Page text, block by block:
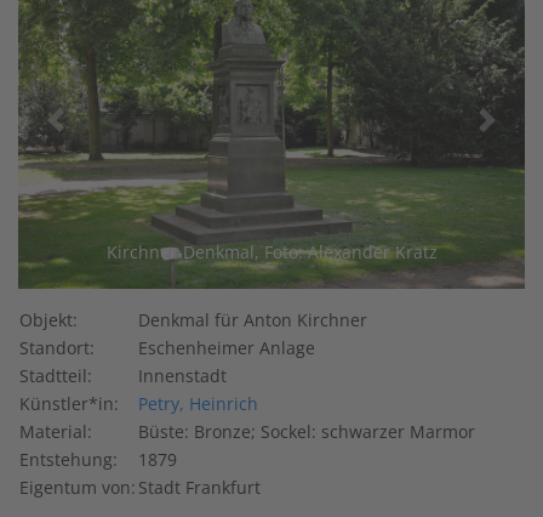
Kirchner-Denkmal, Foto: Alexander Kratz
vorheriges
Objekt:
Denkmal für Anton Kirchner
Standort:
Eschenheimer Anlage
Stadtteil:
Innenstadt
Künstler*in:
Petry, Heinrich
Material:
Büste: Bronze; Sockel: schwarzer Marmor
Entstehung:
1879
Eigentum von: Stadt Frankfurt